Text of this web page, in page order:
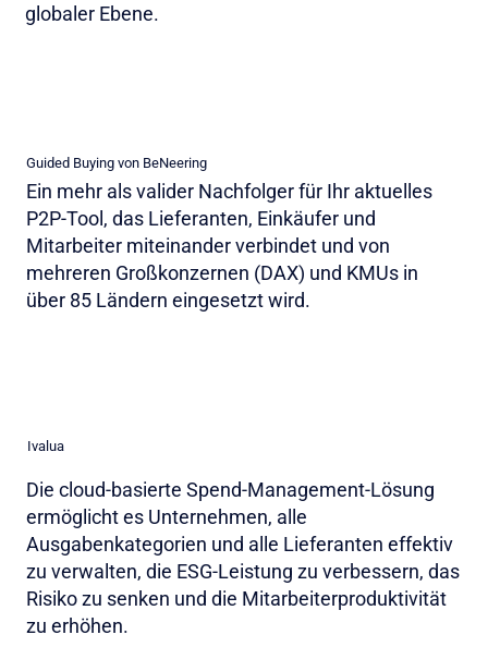
globaler Ebene.
Guided Buying von BeNeering
Ein mehr als valider Nachfolger für Ihr aktuelles
P2P-Tool, das Lieferanten, Einkäufer und
Mitarbeiter miteinander verbindet und von
mehreren Großkonzernen (DAX) und KMUs in
über 85 Ländern eingesetzt wird.
Ivalua
Die cloud-basierte Spend-Management-Lösung
ermöglicht es Unternehmen, alle
Ausgabenkategorien und alle Lieferanten effektiv
zu verwalten, die ESG-Leistung zu verbessern, das
Risiko zu senken und die Mitarbeiterproduktivität
zu erhöhen.